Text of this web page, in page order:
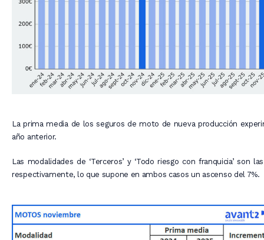
La prima media de los seguros de moto de nueva producción
año anterior.
Las modalidades de ‘Terceros’ y ‘Todo riesgo con franquicia’
respectivamente, lo que supone en ambos casos un ascenso del 7%.